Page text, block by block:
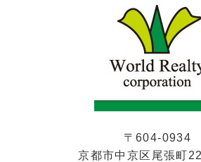
〒604-0934
京都市中京区尾張町